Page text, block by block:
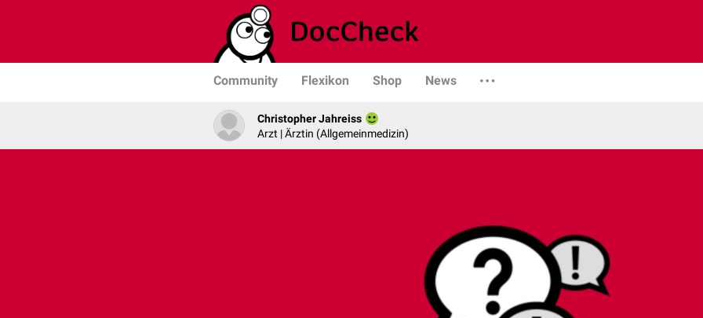
Community Flexikon Shop News
Christopher Jahreiss
Arzt | Ärztin (Allgemeinmedizin)